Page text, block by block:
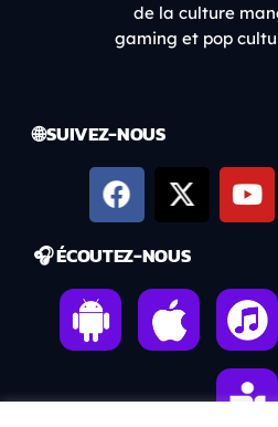
de la culture
gaming et pop
🌐 SUIVEZ-NOUS
🎧 ÉCOUTEZ-NOUS